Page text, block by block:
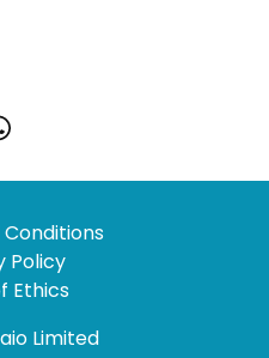
Policy
Ethics
Limited